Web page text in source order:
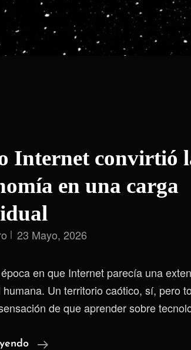
Internet convirtió
en una carga
23 Mayo, 2026
en que Internet parecía una
Un territorio caótico, sí, pero
de que aprender sobre
Cómo